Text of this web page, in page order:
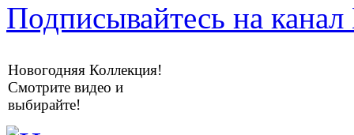
Подписывайтесь на
Новогодняя Коллекция!
Смотрите видео и
выбирайте!